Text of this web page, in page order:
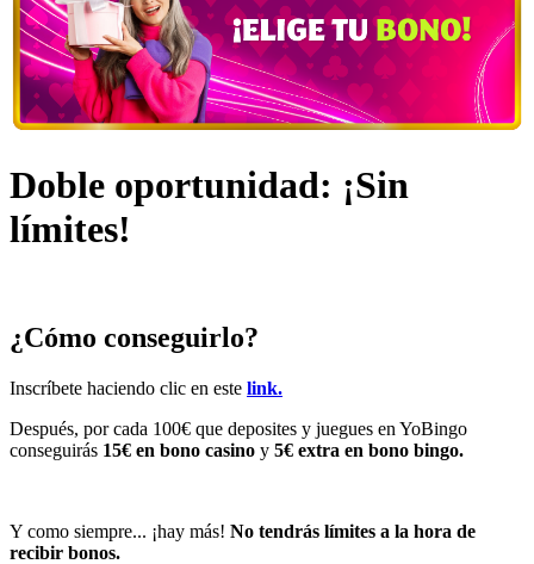
Doble oportunidad: ¡Sin
límites!
¿Cómo conseguirlo?
Inscríbete haciendo clic en este link.
Después, por cada 100€ que deposites y juegues en YoBingo
conseguirás 15€ en bono casino y 5€ extra en bono bingo.
Y como siempre... ¡hay más! No tendrás límites a la hora de
recibir bonos.